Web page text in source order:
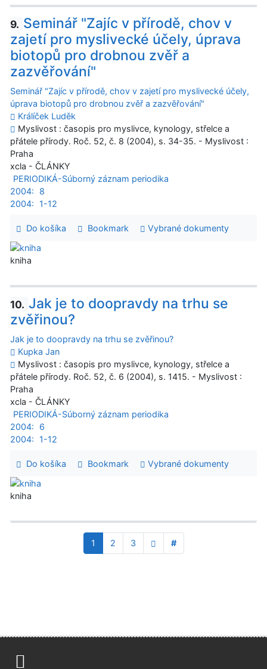
9. Seminář "Zajíc v přírodě, chov v
zajetí pro myslivecké účely, úprava
biotopů pro drobnou zvěř a
zazvěřování"
Seminář "Zajíc v přírodě, chov v zajetí pro myslivecké účely,
úprava biotopů pro drobnou zvěř a zazvěřování"
Králíček Luděk
Myslivost : časopis pro myslivce, kynology, střelce a
přátele přírody. Roč. 52, č. 8 (2004), s. 34-35. - Myslivost :
Praha
xcla - ČLÁNKY
PERIODIKÁ-Súborný záznam periodika
2004:
8
2004:
1-12
Do košíka Bookmark Vybrané dokumenty
kniha
10. Jak je to doopravdy na trhu se
zvěřinou?
Jak je to doopravdy na trhu se zvěřinou?
Kupka Jan
Myslivost : časopis pro myslivce, kynology, střelce a
přátele přírody. Roč. 52, č. 6 (2004), s. 1415. - Myslivost :
Praha
xcla - ČLÁNKY
PERIODIKÁ-Súborný záznam periodika
2004:
6
2004:
1-12
Do košíka Bookmark Vybrané dokumenty
kniha
1 2 3 #